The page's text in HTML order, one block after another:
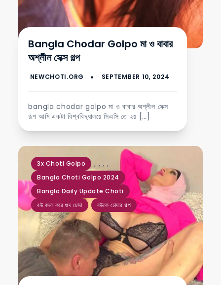
Bangla Chodar Golpo মা ও বাবার
অশ্লীল সেক্স গল্প
bangla chodar golpo মা ও বাবার অশ্লীল সেক্স
গল্প আমি একটা বিশ্ববিদ্যালয়ে সিএসি তে ২য় […]
3x Choti Golpo ,
Bangla Choti Golpo 2024
,
Bangla Daily Update Choti
,
বউ বদল করে গুদ চোদা
,
বউকে চোদার গল্প